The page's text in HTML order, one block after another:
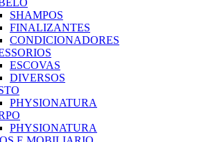
SHAMPOS
FINALIZANTES
CONDICIONADORES
ESCOVAS
DIVERSOS
PHYSIONATURA
PHYSIONATURA